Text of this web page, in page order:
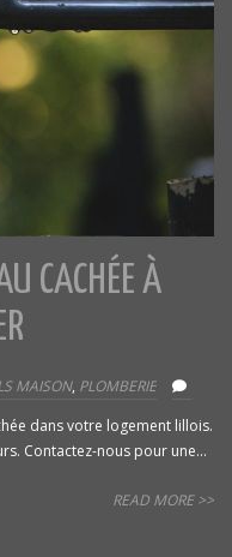
CACHÉE À
MAISON, PLOMBERIE
dans votre logement lillois.
Contactez-nous pour une...
READ MORE >>